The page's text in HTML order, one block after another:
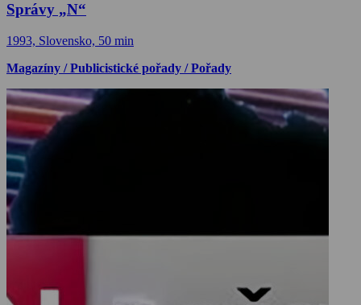
Správy „N“
1993, Slovensko, 50 min
Magazíny / Publicistické pořady / Pořady